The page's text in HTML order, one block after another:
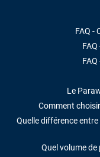
FAQ -
FAQ
Le
Comment
Quelle différence
Quel volume